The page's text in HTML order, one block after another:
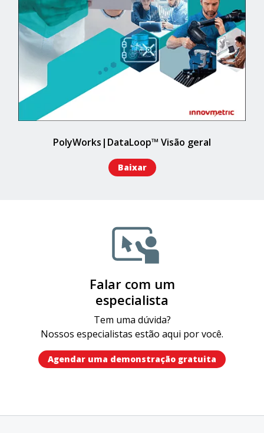
PolyWorks|DataLoop™ Visão geral
Baixar
Falar com um
especialista
Tem uma dúvida?
Nossos especialistas estão aqui por você.
Agendar uma demonstração gratuita​